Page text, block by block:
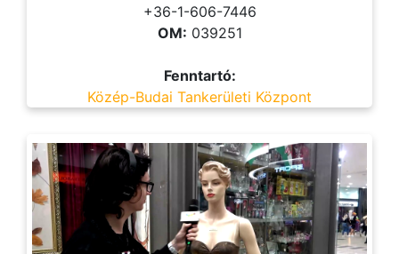
+36-1-606-7446
OM: 039251
Fenntartó:
Közép-Budai Tankerületi Központ